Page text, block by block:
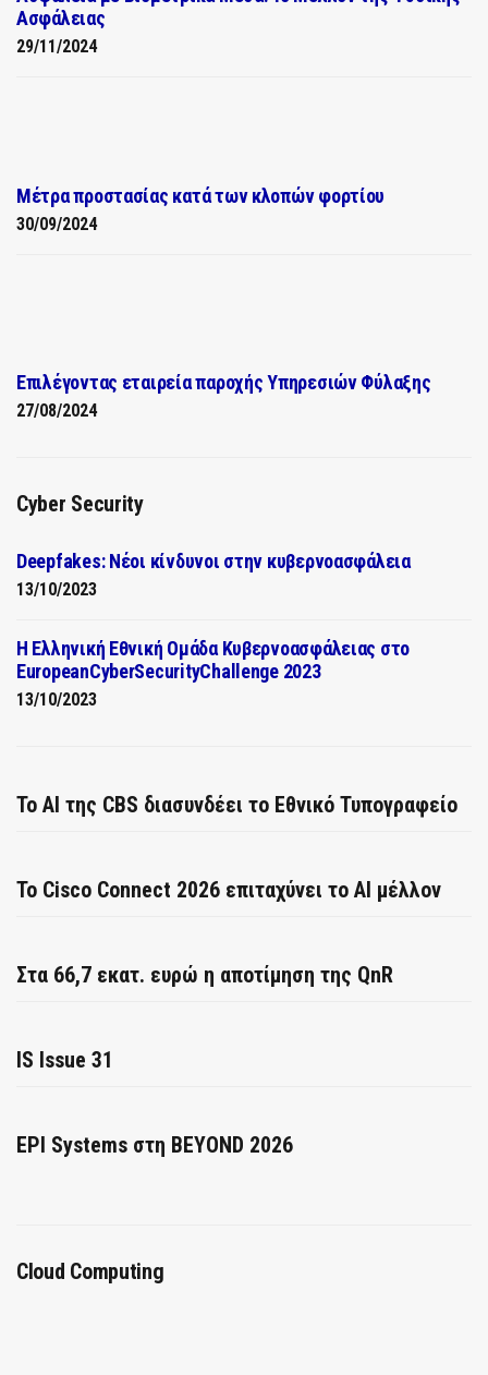
Ασφάλειας
29/11/2024
Μέτρα προστασίας κατά των κλοπών φορτίου
30/09/2024
Επιλέγοντας εταιρεία παροχής Υπηρεσιών Φύλαξης
27/08/2024
Cyber Security
Deepfakes: Νέοι κίνδυνοι στην κυβερνοασφάλεια
13/10/2023
Η Ελληνική Εθνική Ομάδα Κυβερνοασφάλειας στο
EuropeanCyberSecurityChallenge 2023
13/10/2023
Το AI της CBS διασυνδέει το Εθνικό Τυπογραφείο
Το Cisco Connect 2026 επιταχύνει το AI μέλλον
Στα 66,7 εκατ. ευρώ η αποτίμηση της QnR
IS Issue 31
EPI Systems στη BEYOND 2026
Cloud Computing